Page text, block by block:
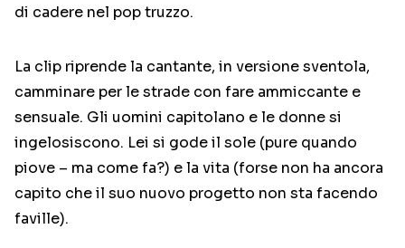
di cadere nel pop truzzo.
La clip riprende la cantante, in versione sventola,
camminare per le strade con fare ammiccante e
sensuale. Gli uomini capitolano e le donne si
ingelosiscono. Lei si gode il sole (pure quando
piove – ma come fa?) e la vita (forse non ha ancora
capito che il suo nuovo progetto non sta facendo
faville).